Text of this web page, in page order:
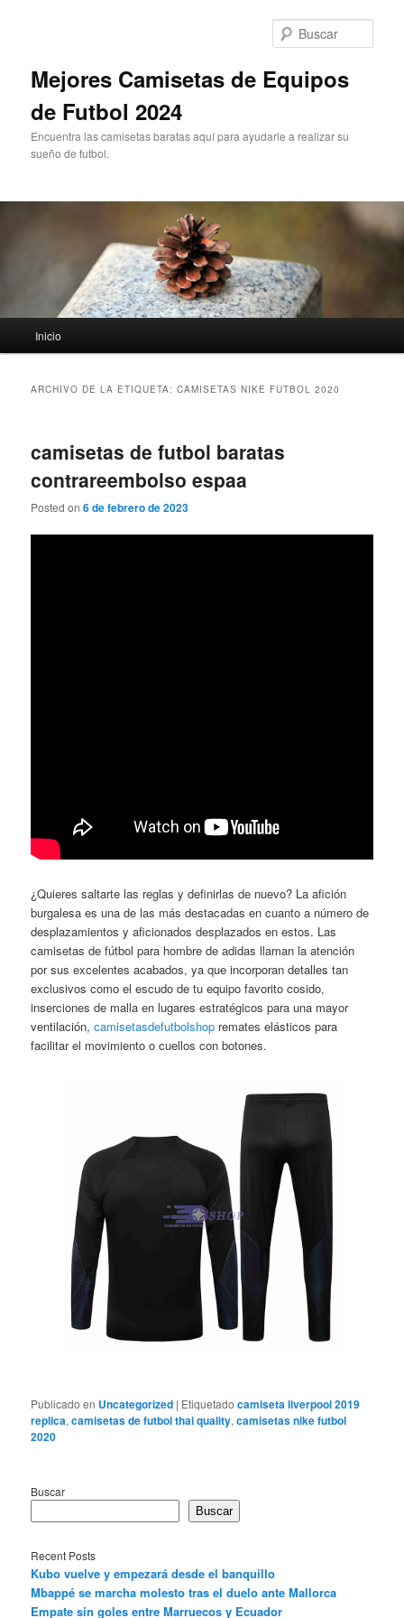
Mejores Camisetas de Equipos
de Futbol 2024
Encuentra las camisetas baratas aquí para ayudarle a realizar su
sueño de futbol.
principal
Inicio
ARCHIVO DE LA ETIQUETA:CAMISETAS NIKE FUTBOL 2020
camisetas de futbol baratas
contrareembolso espaa
Posted on6 de febrero de 2023
¿Quieres saltarte las reglas y definirlas de nuevo? La afición
burgalesa es una de las más destacadas en cuanto a número de
desplazamientos y aficionados desplazados en estos. Las
camisetas de fútbol para hombre de adidas llaman la atención
por sus excelentes acabados, ya que incorporan detalles tan
exclusivos como el escudo de tu equipo favorito cosido,
inserciones de malla en lugares estratégicos para una mayor
ventilación,camisetasdefutbolshop remates elásticos para
facilitar el movimiento o cuellos con botones.
Publicado en Uncategorized | Etiquetado camiseta liverpool 2019
replica,camisetas de futbol thai quality,camisetas nike futbol
2020
Buscar
Buscar
Recent Posts
Kubo vuelve y empezará desde el banquillo
Mbappé se marcha molesto tras el duelo ante Mallorca
Empate sin goles entre Marruecos y Ecuador